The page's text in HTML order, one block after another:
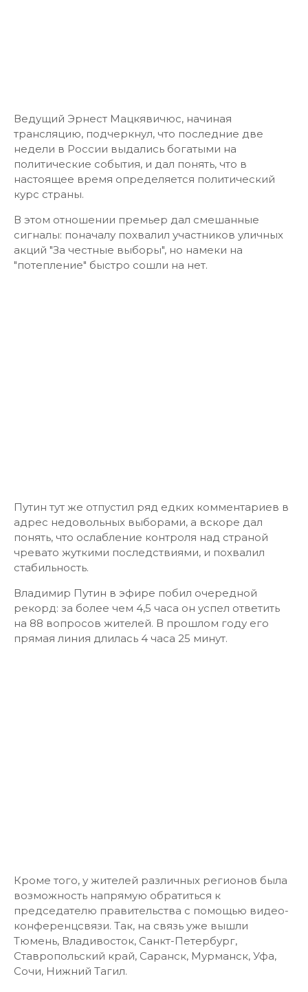
Ведущий Эрнест Мацкявичюс, начиная
трансляцию, подчеркнул, что последние две
недели в России выдались богатыми на
политические события, и дал понять, что в
настоящее время определяется политический
курс страны.
В этом отношении премьер дал смешанные
сигналы: поначалу похвалил участников уличных
акций "За честные выборы", но намеки на
"потепление" быстро сошли на нет.
Путин тут же отпустил ряд едких комментариев в
адрес недовольных выборами, а вскоре дал
понять, что ослабление контроля над страной
чревато жуткими последствиями, и похвалил
стабильность.
Владимир Путин в эфире побил очередной
рекорд: за более чем 4,5 часа он успел ответить
на 88 вопросов жителей. В прошлом году его
прямая линия длилась 4 часа 25 минут.
Кроме того, у жителей различных регионов была
возможность напрямую обратиться к
председателю правительства с помощью видео-
конференцсвязи. Так, на связь уже вышли
Тюмень, Владивосток, Санкт-Петербург,
Ставропольский край, Саранск, Мурманск, Уфа,
Сочи, Нижний Тагил.